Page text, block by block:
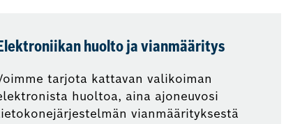
huolto ja vianmääritys
tarjota kattavan valikoiman
huoltoa, aina ajoneuvosi
vianmäärityksestä